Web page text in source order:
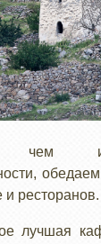
ресторанов.
лучшая